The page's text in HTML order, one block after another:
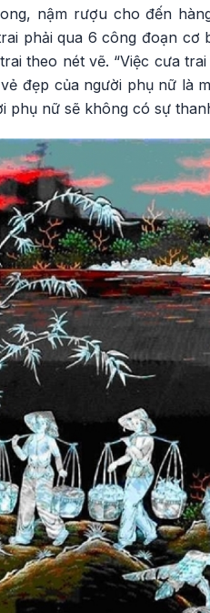
nậm rượu cho đến
phải qua 6 công đoạn
theo nét vẽ. “Việc cưa
đẹp của người phụ nữ là
phụ nữ sẽ không có sự